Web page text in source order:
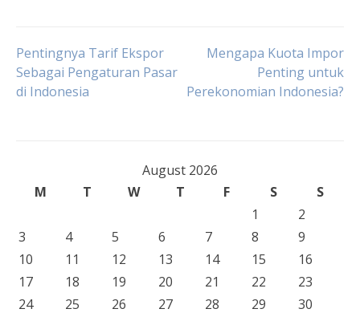
Post
navigation
Pentingnya Tarif Ekspor
Sebagai Pengaturan Pasar
di Indonesia
Mengapa Kuota Impor
Penting untuk
Perekonomian Indonesia?
August 2026
M
T W T F S
S
1
2
3
4 5 6 7 8
9
10
11 12 13 14 15
16
17
18 19 20 21 22
23
24
25 26 27 28 29
30